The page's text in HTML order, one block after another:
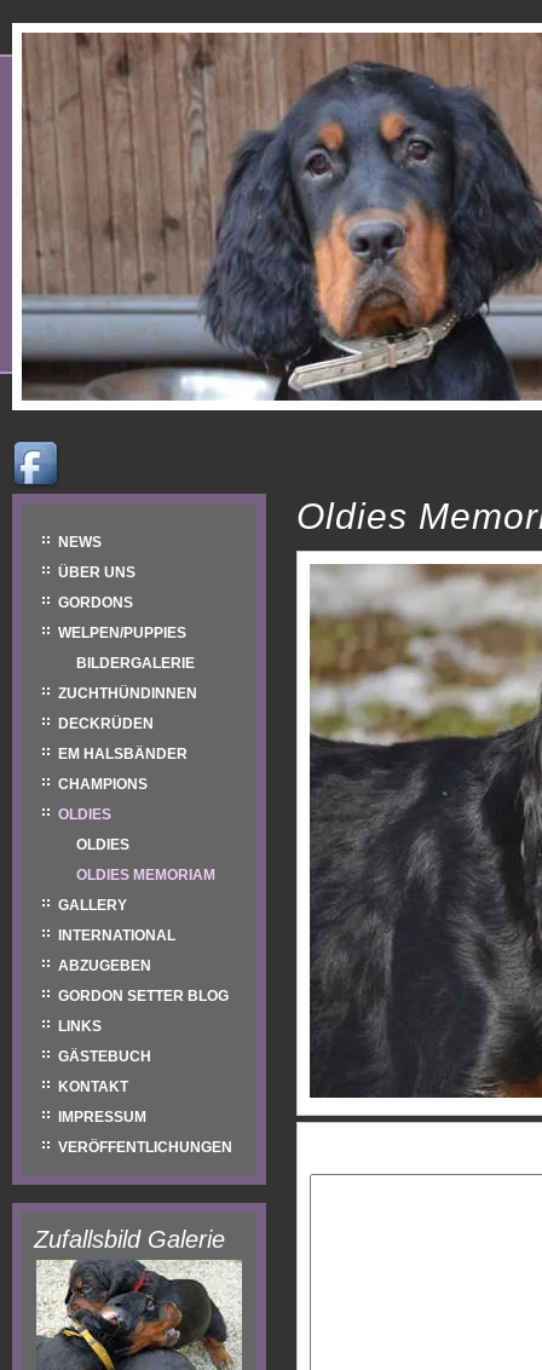
NEWS
ÜBER UNS
GORDONS
WELPEN/PUPPIES
BILDERGALERIE
ZUCHTHÜNDINNEN
DECKRÜDEN
EM HALSBÄNDER
CHAMPIONS
OLDIES
OLDIES
OLDIES MEMORIAM
GALLERY
INTERNATIONAL
ABZUGEBEN
GORDON SETTER BLOG
LINKS
GÄSTEBUCH
KONTAKT
IMPRESSUM
VERÖFFENTLICHUNGEN
Zufallsbild Galerie
Oldies